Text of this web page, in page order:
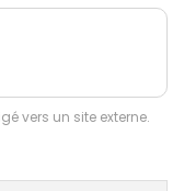
vers un site externe.